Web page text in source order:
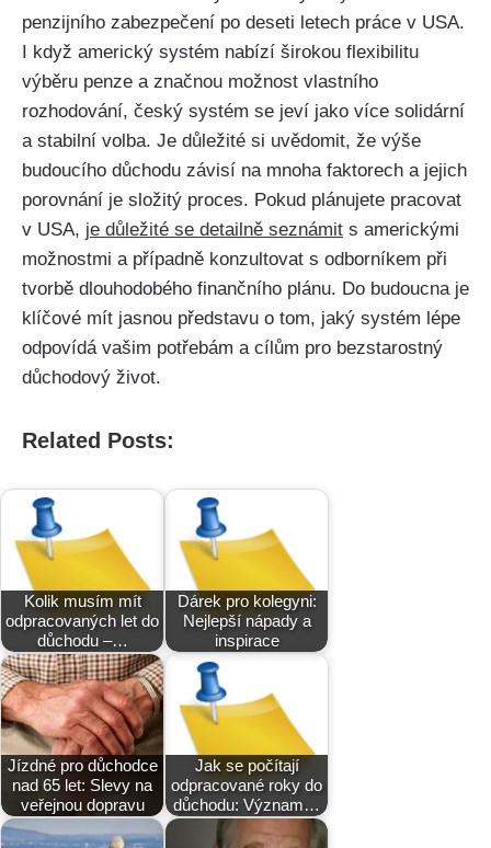
penzijního zabezpečení po deseti letech práce v USA.
I když americký systém nabízí širokou flexibilitu
výběru penze a značnou možnost vlastního
rozhodování, český systém se jeví jako více solidární
a stabilní volba. Je důležité si uvědomit, že výše
budoucího důchodu závisí na mnoha faktorech a jejich
porovnání je složitý proces. Pokud plánujete pracovat
v USA, je důležité se detailně seznámit s americkými
možnostmi a případně konzultovat s odborníkem při
tvorbě dlouhodobého finančního plánu. Do budoucna je
klíčové mít jasnou představu o tom, jaký systém lépe
odpovídá vašim potřebám a cílům pro bezstarostný
důchodový život.
Related Posts:
Kolik musím mít
odpracovaných let do
důchodu –…
Dárek pro kolegyni:
Nejlepší nápady a
inspirace
Jízdné pro důchodce
nad 65 let: Slevy na
veřejnou dopravu
Jak se počítají
odpracované roky do
důchodu: Význam…